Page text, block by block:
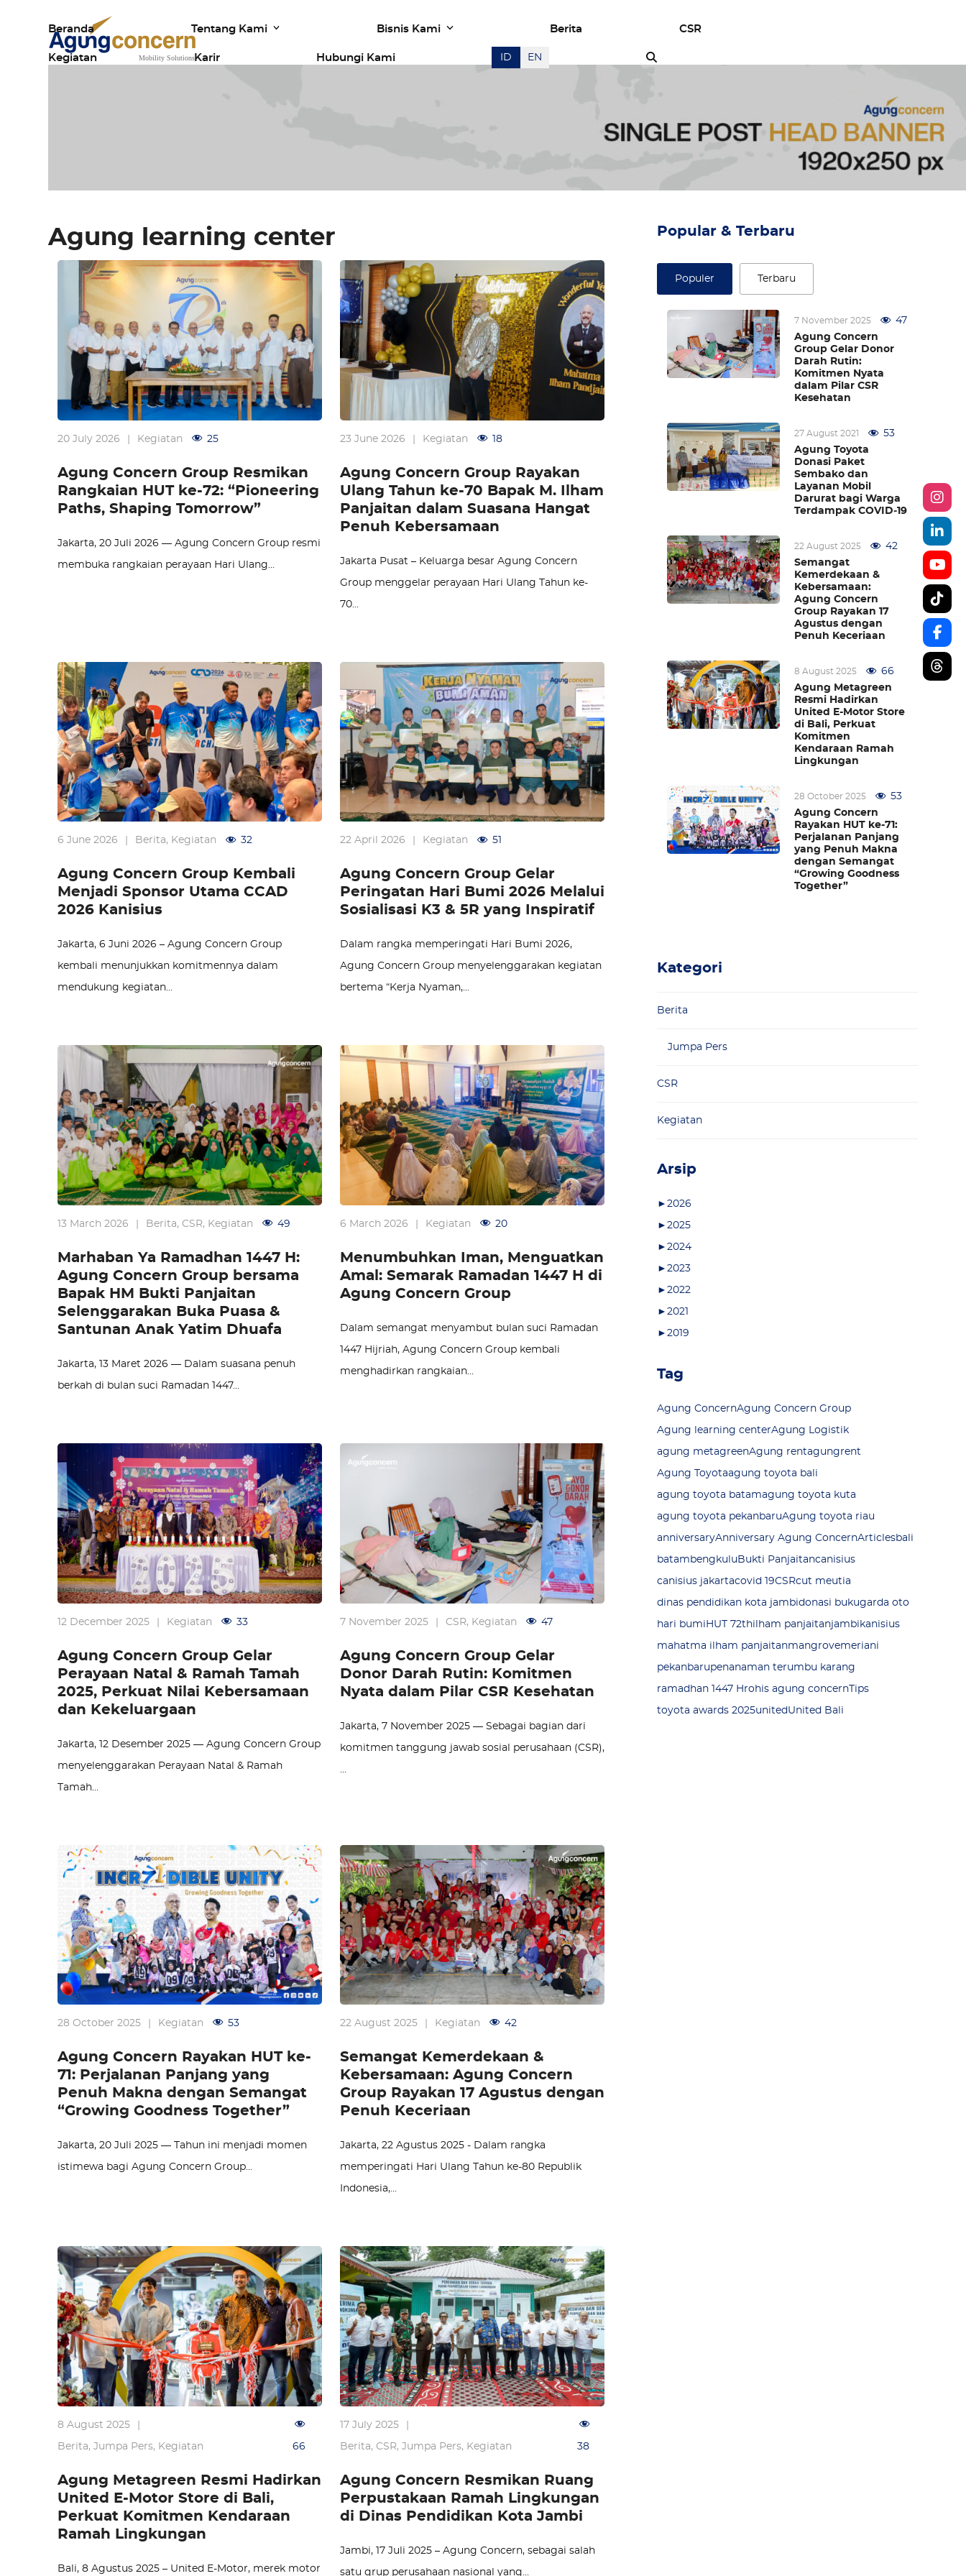
Beranda Tentang Kami Bisnis Kami Berita CSR
Kegiatan Karir Hubungi Kami ID EN
Agung learning center
20 July 2026 Kegiatan 25
Agung Concern Group Resmikan
Rangkaian HUT ke-72: “Pioneering
Paths, Shaping Tomorrow”
Jakarta, 20 Juli 2026 — Agung Concern Group resmi
membuka rangkaian perayaan Hari Ulang…
23 June 2026 Kegiatan 18
Agung Concern Group Rayakan
Ulang Tahun ke-70 Bapak M. Ilham
Panjaitan dalam Suasana Hangat
Penuh Kebersamaan
Jakarta Pusat – Keluarga besar Agung Concern
Group menggelar perayaan Hari Ulang Tahun ke-
70…
6 June 2026 Berita, Kegiatan 32
Agung Concern Group Kembali
Menjadi Sponsor Utama CCAD
2026 Kanisius
Jakarta, 6 Juni 2026 – Agung Concern Group
kembali menunjukkan komitmennya dalam
mendukung kegiatan…
22 April 2026 Kegiatan 51
Agung Concern Group Gelar
Peringatan Hari Bumi 2026 Melalui
Sosialisasi K3 & 5R yang Inspiratif
Dalam rangka memperingati Hari Bumi 2026,
Agung Concern Group menyelenggarakan kegiatan
bertema “Kerja Nyaman,…
13 March 2026 Berita, CSR, Kegiatan 49
Marhaban Ya Ramadhan 1447 H:
Agung Concern Group bersama
Bapak HM Bukti Panjaitan
Selenggarakan Buka Puasa &
Santunan Anak Yatim Dhuafa
Jakarta, 13 Maret 2026 — Dalam suasana penuh
berkah di bulan suci Ramadan 1447…
6 March 2026 Kegiatan 20
Menumbuhkan Iman, Menguatkan
Amal: Semarak Ramadan 1447 H di
Agung Concern Group
Dalam semangat menyambut bulan suci Ramadan
1447 Hijriah, Agung Concern Group kembali
menghadirkan rangkaian…
12 December 2025 Kegiatan 33
Agung Concern Group Gelar
Perayaan Natal & Ramah Tamah
2025, Perkuat Nilai Kebersamaan
dan Kekeluargaan
Jakarta, 12 Desember 2025 — Agung Concern Group
menyelenggarakan Perayaan Natal & Ramah
Tamah…
7 November 2025 CSR, Kegiatan 47
Agung Concern Group Gelar
Donor Darah Rutin: Komitmen
Nyata dalam Pilar CSR Kesehatan
Jakarta, 7 November 2025 — Sebagai bagian dari
komitmen tanggung jawab sosial perusahaan (CSR),
28 October 2025 Kegiatan 53
Agung Concern Rayakan HUT ke-
71: Perjalanan Panjang yang
Penuh Makna dengan Semangat
“Growing Goodness Together”
Jakarta, 20 Juli 2025 — Tahun ini menjadi momen
istimewa bagi Agung Concern Group…
22 August 2025 Kegiatan 42
Semangat Kemerdekaan &
Kebersamaan: Agung Concern
Group Rayakan 17 Agustus dengan
Penuh Keceriaan
Jakarta, 22 Agustus 2025 - Dalam rangka
memperingati Hari Ulang Tahun ke-80 Republik
Indonesia,…
8 August 2025
Berita, Jumpa Pers, Kegiatan 66
Agung Metagreen Resmi Hadirkan
United E-Motor Store di Bali,
Perkuat Komitmen Kendaraan
Ramah Lingkungan
Bali, 8 Agustus 2025 – United E-Motor, merek motor
17 July 2025
Berita, CSR, Jumpa Pers, Kegiatan 38
Agung Concern Resmikan Ruang
Perpustakaan Ramah Lingkungan
di Dinas Pendidikan Kota Jambi
Jambi, 17 Juli 2025 – Agung Concern, sebagai salah
satu grup perusahaan nasional yang…
Popular & Terbaru
Populer Terbaru
7 November 2025
47
Agung Concern
Group Gelar Donor
Darah Rutin:
Komitmen Nyata
dalam Pilar CSR
Kesehatan
27 August 2021
53
Agung Toyota
Donasi Paket
Sembako dan
Layanan Mobil
Darurat bagi Warga
Terdampak COVID‑19
22 August 2025
42
Semangat
Kemerdekaan &
Kebersamaan:
Agung Concern
Group Rayakan 17
Agustus dengan
Penuh Keceriaan
8 August 2025
66
Agung Metagreen
Resmi Hadirkan
United E-Motor Store
di Bali, Perkuat
Komitmen
Kendaraan Ramah
Lingkungan
28 October 2025
53
Agung Concern
Rayakan HUT ke-71:
Perjalanan Panjang
yang Penuh Makna
dengan Semangat
“Growing Goodness
Together”
Kategori
Berita
Jumpa Pers
CSR
Kegiatan
Arsip
► 2026
► 2025
► 2024
► 2023
► 2022
► 2021
► 2019
Tag
Agung ConcernAgung Concern Group
Agung learning centerAgung Logistik
agung metagreenAgung rentagungrent
Agung Toyotaagung toyota bali
agung toyota batamagung toyota kuta
agung toyota pekanbaruAgung toyota riau
anniversaryAnniversary Agung ConcernArticlesbali
batam bengkulu Bukti Panjaitancanisius
canisius jakartacovid 19CSRcut meutia
dinas pendidikan kota jambidonasi bukugarda oto
hari bumi HUT 72thilham panjaitanjambi kanisius
mahatma ilham panjaitanmangrovemeriani
pekanbarupenanaman terumbu karang
ramadhan 1447 H rohis agung concernTips
toyota awards 2025unitedUnited Bali